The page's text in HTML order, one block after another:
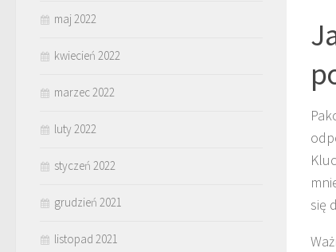
się
maj 2022
kwiecień 2022
marzec 2022
luty 2022
styczeń 2022
grudzień 2021
listopad 2021